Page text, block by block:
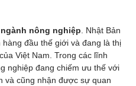
nông nghiệp. Nhật Bản
đầu thế giới và đang là thị
Việt Nam. Trong các lĩnh
nghiệp đang chiếm ưu thế với
và cũng nhận được sự quan